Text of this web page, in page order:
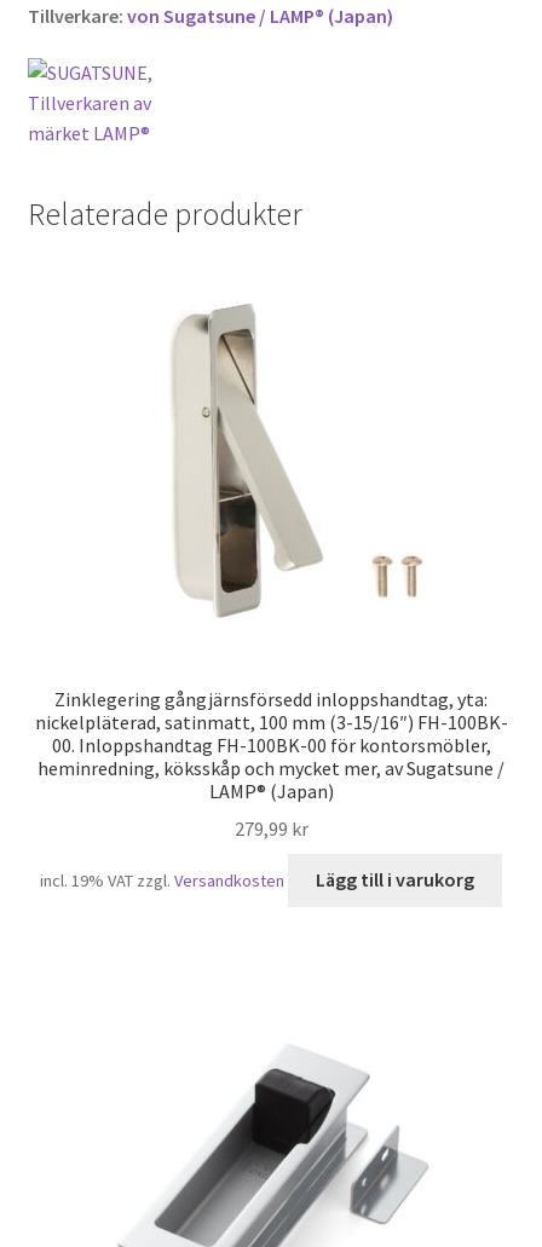
Tillverkare: von Sugatsune / LAMP® (Japan)
Relaterade produkter
Zinklegering gångjärnsförsedd inloppshandtag, yta:
nickelpläterad, satinmatt, 100 mm (3-15/16″) FH-100BK-
00. Inloppshandtag FH-100BK-00 för kontorsmöbler,
heminredning, köksskåp och mycket mer, av Sugatsune /
LAMP® (Japan)
279,99 kr
incl. 19% VAT zzgl.Versandkosten Lägg till i varukorg